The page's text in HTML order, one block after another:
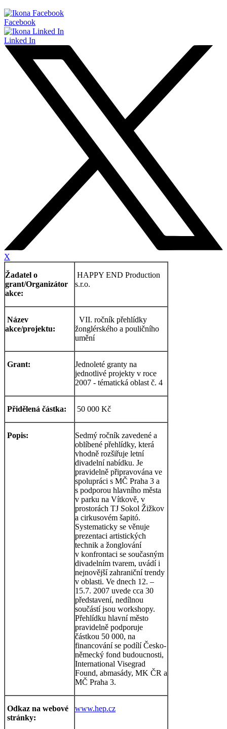
Facebook
Linked In
X
Žadatel o
grant/Organizátor
akce:
HAPPY END Production
s.r.o.
Název
akce/projektu:
VII. ročník přehlídky
žonglérského a pouličního
umění
Grant:
Jednoleté granty na
jednotlivé projekty v roce
2007 - tématická oblast č. 4
Přidělená částka: 50 000 Kč
Popis:
Sedmý ročník zavedené a
oblíbené přehlídky, která
vhodně rozšiřuje letní
divadelní nabídku. Je
pravidelně připravována ve
spolupráci s MČ Praha 3 a
s podporou hlavního města
v parku na Vítkově, v
prostorách TJ Sokol Žižkov
a cirkusovém šapitó.
Systematicky se věnuje
prezentaci artistických
technik a žonglování
v konfrontaci se současným
divadelním tvarem, uvádí i
nejnovější zahraniční trendy
v oblasti. Ve dnech 12. –
15.7. 2007 uvede cca 30
představení, nedílnou
součástí jsou workshopy.
Přehlídku hlavní město
pravidelně podporuje
částkou 50 000, na
financování se podílí Česko-
německý fond budoucnosti,
International Visegrad
Found, abmasády, MK ČR a
MČ Praha 3.
Odkaz na webové
stránky:
www.hep.cz